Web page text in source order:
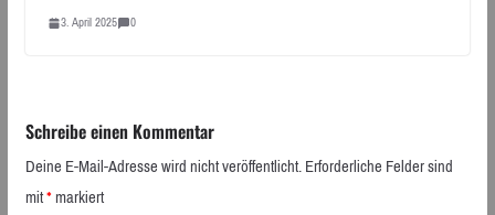
3. April 2025 0
Schreibe einen Kommentar
Deine E-Mail-Adresse wird nicht veröffentlicht.Erforderliche Felder sind
mit*markiert